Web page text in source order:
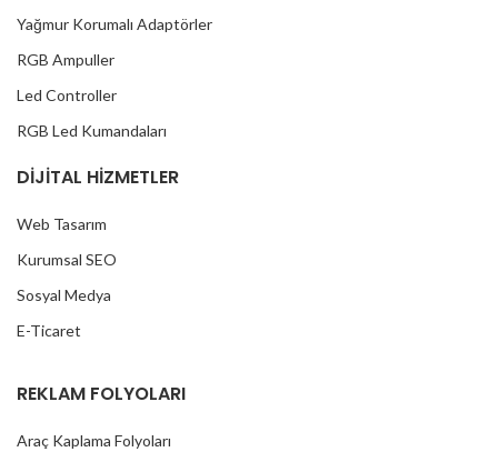
Yağmur Korumalı Adaptörler
RGB Ampuller
Led Controller
RGB Led Kumandaları
DİJİTAL HİZMETLER
Web Tasarım
Kurumsal SEO
Sosyal Medya
E-Ticaret
REKLAM FOLYOLARI
Araç Kaplama Folyoları